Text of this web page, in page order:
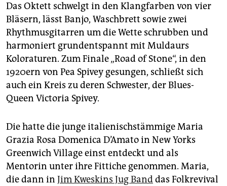
Das Oktett schwelgt in den Klangfarben von vier
Bläsern, lässt Banjo, Waschbrett sowie zwei
Rhythmusgitarren um die Wette schrubben und
harmoniert grundentspannt mit Muldaurs
Koloraturen. Zum Finale „Road of Stone“, in den
1920ern von Pea Spivey gesungen, schließt sich
auch ein Kreis zu deren Schwester, der Blues-
Queen Victoria Spivey.
Die hatte die junge italienischstämmige Maria
Grazia Rosa Domenica D’Amato in New Yorks
Greenwich Village einst entdeckt und als
Mentorin unter ihre Fittiche genommen. Maria,
die dann in Jim Kweskins Jug Banddas Folkrevival